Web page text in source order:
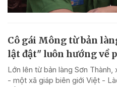
Cô gái Mông từ bản
lật đật" luôn hướng về
Lớn lên từ bản làng Sơn
- một xã giáp biên giới Việt -